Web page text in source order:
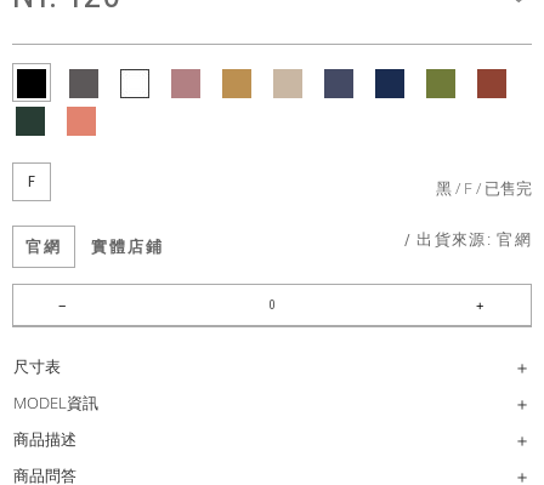
F 黑 F 已售完
官網 實體店鋪 / 出貨來源:官網
尺寸表
MODEL資訊
商品描述
商品問答